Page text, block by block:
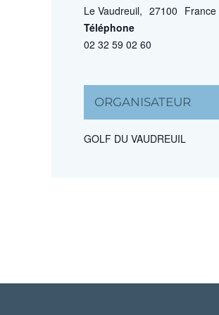
Le Vaudreuil, 27100 France
Téléphone
02 32 59 02 60
ORGANISATEUR
GOLF DU VAUDREUIL